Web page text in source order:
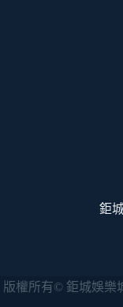
鉅
版權所有© 鉅城娛樂